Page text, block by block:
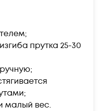
прутка 25-30
малый вес.